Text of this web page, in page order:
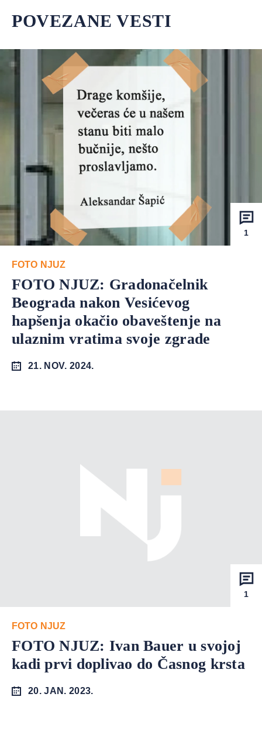
POVEZANE VESTI
1
FOTO NJUZ
FOTO NJUZ: Gradonačelnik
Beograda nakon Vesićevog
hapšenja okačio obaveštenje na
ulaznim vratima svoje zgrade
21. NOV. 2024.
1
FOTO NJUZ
FOTO NJUZ: Ivan Bauer u svojoj
kadi prvi doplivao do Časnog krsta
20. JAN. 2023.